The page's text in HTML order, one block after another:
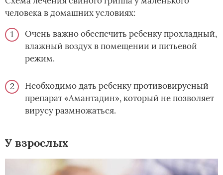
человека в домашних условиях:
Очень важно обеспечить ребенку прохладный,
влажный воздух в помещении и питьевой
режим.
Необходимо дать ребенку противовирусный
препарат «Амантадин», который не позволяет
вирусу размножаться.
У взрослых